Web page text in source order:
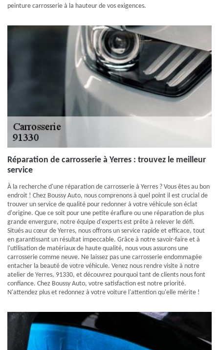
peinture carrosserie à la hauteur de vos exigences.
Réparation de carrosserie à Yerres : trouvez le meilleur
service
À la recherche d'une réparation de carrosserie à Yerres ? Vous êtes au bon
endroit ! Chez Boussy Auto, nous comprenons à quel point il est crucial de
trouver un service de qualité pour redonner à votre véhicule son éclat
d'origine. Que ce soit pour une petite éraflure ou une réparation de plus
grande envergure, notre équipe d'experts est prête à relever le défi.
Situés au cœur de Yerres, nous offrons un service rapide et efficace, tout
en garantissant un résultat impeccable. Grâce à notre savoir-faire et à
l'utilisation de matériaux de haute qualité, nous vous assurons une
carrosserie comme neuve. Ne laissez pas une carrosserie endommagée
entacher la beauté de votre véhicule. Venez nous rendre visite à notre
atelier de Yerres, 91330, et découvrez pourquoi tant de clients nous font
confiance. Chez Boussy Auto, votre satisfaction est notre priorité.
N'attendez plus et redonnez à votre voiture l'attention qu'elle mérite !